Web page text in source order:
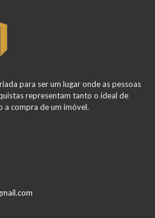
para ser um lugar onde as pessoas
representam tanto o ideal de
a compra de um imóvel.